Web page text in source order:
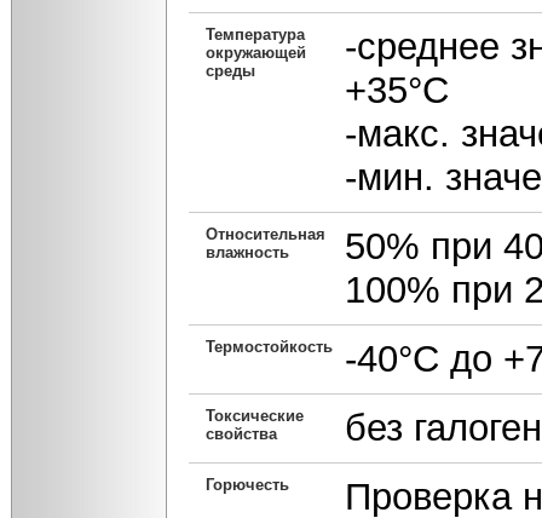
Температура
окружающей
среды
-среднее
+35°С
-макс.
-мин.
Относительная
влажность
50% при
100% при
Термостойкость -40°С до
Токсические
свойства
без
Горючесть
Проверка